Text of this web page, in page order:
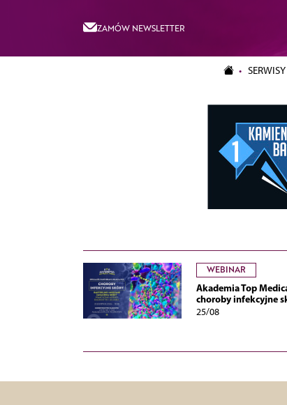
ZAMÓW NEWSLETTER
SERWISY
WEBINAR
Akademia Top
choroby infekcyjne
25/08